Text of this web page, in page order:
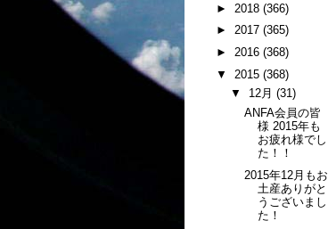
► 2018 (366)
► 2017 (365)
► 2016 (368)
▼ 2015 (368)
▼ 12月 (31)
ANFA会員の皆
様 2015年も
お疲れ様でし
た！！
2015年12月もお
土産ありがと
うございまし
た！